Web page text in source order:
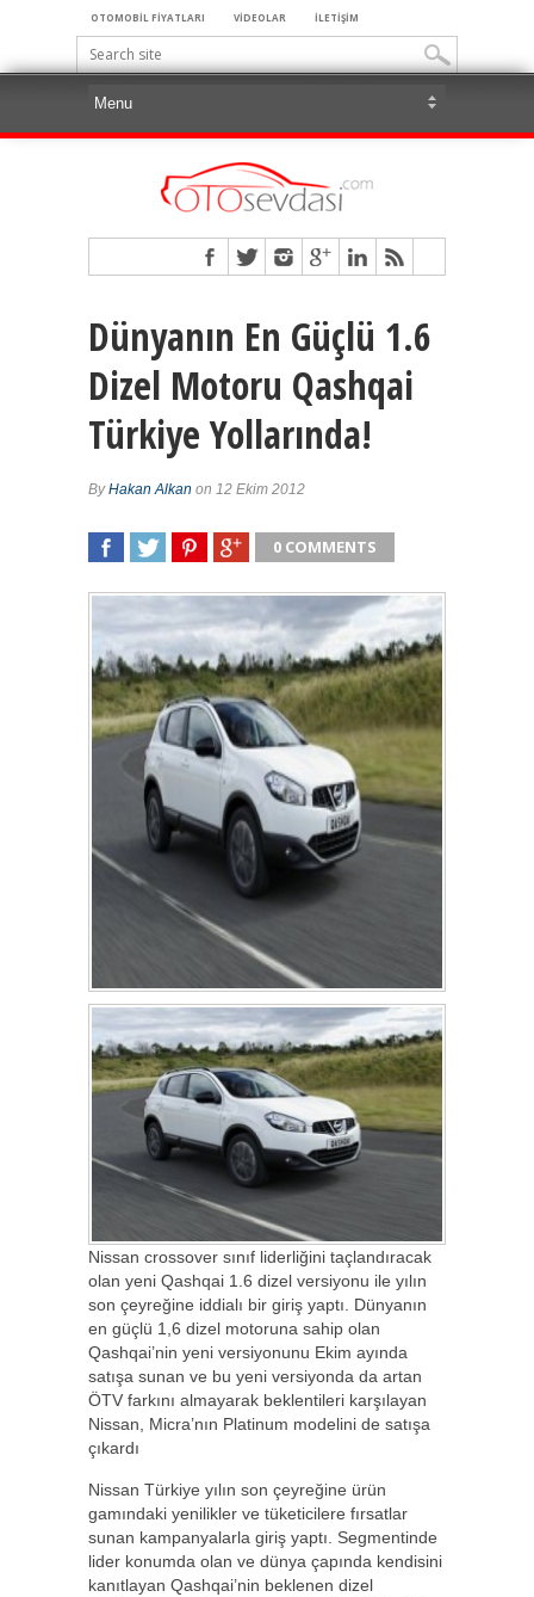
OTOMOBİL FİYATLARI VİDEOLAR İLETİŞİM
Dünyanın En Güçlü 1.6
Dizel Motoru Qashqai
Türkiye Yollarında!
ByHakan Alkan on 12 Ekim 2012
0 COMMENTS
Nissan crossover sınıf liderliğini taçlandıracak
olan yeni Qashqai 1.6 dizel versiyonu ile yılın
son çeyreğine iddialı bir giriş yaptı. Dünyanın
en güçlü 1,6 dizel motoruna sahip olan
Qashqai’nin yeni versiyonunu Ekim ayında
satışa sunan ve bu yeni versiyonda da artan
ÖTV farkını almayarak beklentileri karşılayan
Nissan, Micra’nın Platinum modelini de satışa
çıkardı
Nissan Türkiye yılın son çeyreğine ürün
gamındaki yenilikler ve tüketicilere fırsatlar
sunan kampanyalarla giriş yaptı. Segmentinde
lider konumda olan ve dünya çapında kendisini
kanıtlayan Qashqai’nin beklenen dizel